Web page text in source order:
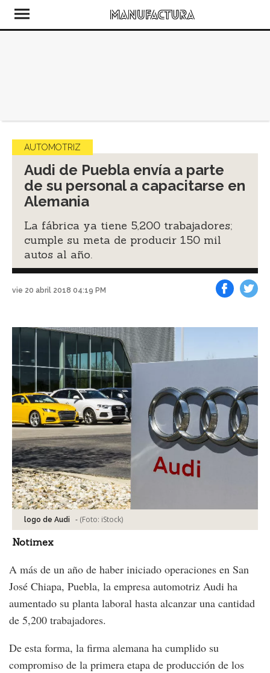
AUTOMOTRIZ
Audi de Puebla envía a parte
de su personal a capacitarse en
Alemania
La fábrica ya tiene 5,200 trabajadores;
cumple su meta de producir 150 mil
autos al año.
vie 20 abril 2018 04:19 PM
logo de Audi - (Foto: iStock)
Notimex
A más de un año de haber iniciado operaciones en San
José Chiapa, Puebla, la empresa automotriz Audi ha
aumentado su planta laboral hasta alcanzar una cantidad
de 5,200 trabajadores.
De esta forma, la firma alemana ha cumplido su
compromiso de la primera etapa de producción de los